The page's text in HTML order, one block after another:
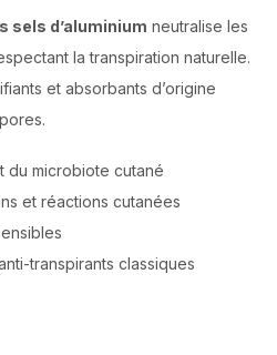
sels d’aluminium neutralise les
la transpiration naturelle.
et absorbants d’origine
du microbiote cutané
et réactions cutanées
transpirants classiques